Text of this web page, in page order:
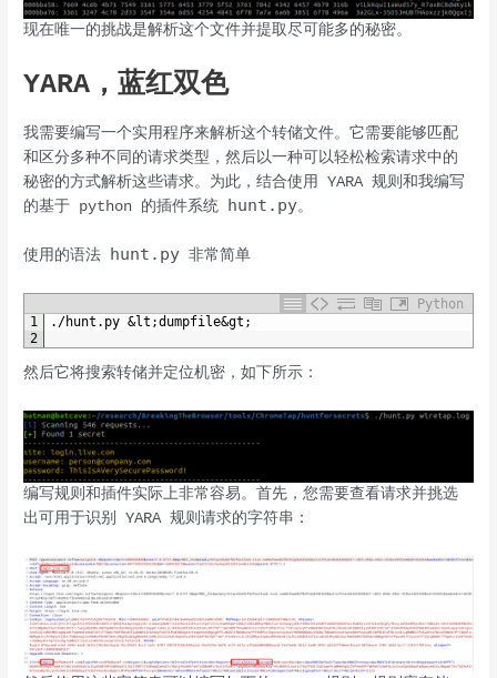
现在唯一的挑战是解析这个文件并提取尽可能多的秘密。
YARA，蓝红双色
我需要编写一个实用程序来解析这个转储文件。它需要能够匹配
和区分多种不同的请求类型，然后以一种可以轻松检索请求中的
秘密的方式解析这些请求。为此，结合使用 YARA 规则和我编写
的基于 python 的插件系统
hunt.py。
使用的语法 hunt.py 非常简单
Python
1
2
. /hunt . py &lt ;dumpfile&gt ;
然后它将搜索转储并定位机密，如下所示：
编写规则和插件实际上非常容易。首先，您需要查看请求并挑选
出可用于识别 YARA 规则请求的字符串：